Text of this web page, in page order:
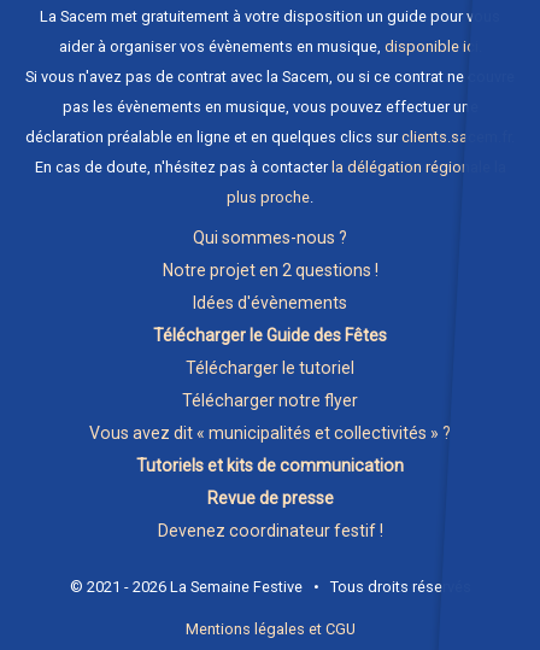
La Sacem met gratuitement à votre disposition un guide pour vous
aider à organiser vos évènements en musique, disponible ici
Si vous n'avez pas de contrat avec la Sacem, ou si ce contrat ne couvre
pas les évènements en musique, vous pouvez effectuer une
déclaration préalable en ligne et en quelques clics surclients.sacem.fr
En cas de doute, n'hésitez pas à contacter la délégation régionale la
plus proche.
Qui sommes-nous ?
Notre projet en 2 questions !
Idées d'évènements
Télécharger le Guide des Fêtes
Télécharger le tutoriel
Télécharger notre flyer
Vous avez dit « municipalités et collectivités » ?
Tutoriels et kits de communication
Revue de presse
Devenez coordinateur festif !
© 2021 - 2026 La Semaine Festive • Tous droits réservés
Mentions légales et CGU